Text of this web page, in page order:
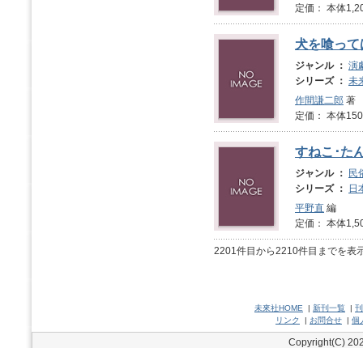
定価： 本体
犬を喰っ
ジャンル ： 演
シリーズ ： 未
作間謙二郎 著
定価： 本体
すねこ･た
ジャンル ：
民
シリーズ ：
日
平野直 編
定価： 本体
2201件目から2210件目までを表
未來社HOME | 新刊一覧 |
リンク
| お問合せ | 個
Copyright(C)